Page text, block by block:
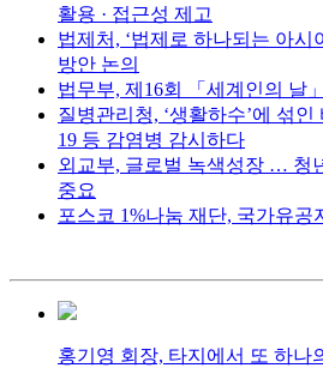
활용 · 접근성 제고
법제처, ‘법제로 하나되는 아시
방안 논의
법무부, 제16회 「세계인의 날
질병관리청, ‘생활하수’에 섞
19 등 감염병 감시하다
외교부, 글로벌 녹색성장 … 청
중요
포스코 1%나눔 재단, 국가유공
홍기영 회장, 타지에서 또 하나